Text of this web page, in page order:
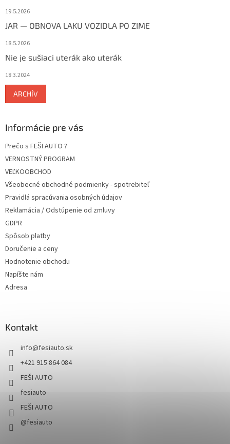
19.5.2026
JAR — OBNOVA LAKU VOZIDLA PO ZIME
18.5.2026
Nie je sušiaci uterák ako uterák
18.3.2024
ARCHÍV
Informácie pre vás
Prečo s FEŠI AUTO ?
VERNOSTNÝ PROGRAM
VEĽKOOBCHOD
Všeobecné obchodné podmienky - spotrebiteľ
Pravidlá spracúvania osobných údajov
Reklamácia / Odstúpenie od zmluvy
GDPR
Spôsob platby
Doručenie a ceny
Hodnotenie obchodu
Napíšte nám
Adresa
Kontakt
info@fesiauto.sk
+421 915 864 084
FEŠI AUTO
fesiauto
FEŠI AUTO
@fesiauto